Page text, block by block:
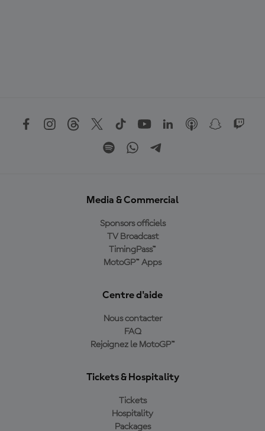
Media & Commercial
Sponsors officiels
TV Broadcast
TimingPass™
MotoGP™ Apps
Centre d'aide
Nous contacter
FAQ
Rejoignez le MotoGP™
Tickets & Hospitality
Tickets
Hospitality
Packages